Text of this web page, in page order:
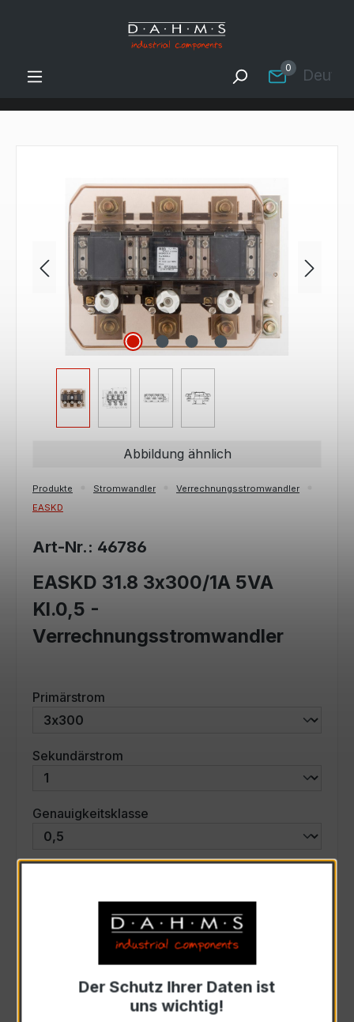
Zum Hauptinhalt springen
0
Bildergalerie überspringen
Abbildung ähnlich
Produkte Stromwandler
Verrechnungsstromwandler
EASKD
Art-Nr.: 46786
EASKD 31.8 3x300/1A 5VA
Kl.0,5 -
Verrechnungsstromwandler
Primärstrom
Sekundärstrom
Genauigkeitsklasse
Auswahl zurücksetzen
Art. Nr.:46786
Der Schutz Ihrer Daten ist
uns wichtig!